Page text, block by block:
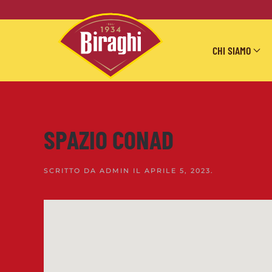
Skip to main content
CHI SIAMO
SPAZIO CONAD
SCRITTO DA ADMIN IL APRILE 5, 2023.